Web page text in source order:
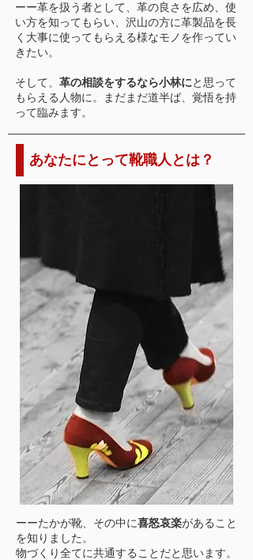
ーー革を扱う者として、革の良さを広め、使
い方を知ってもらい、沢山の方に革製品を長
く大事に使ってもらえる様なモノを作ってい
きたい。
そして、 革の相談をするなら小林にと思って
もらえる人物に。まだまだ道半ば、覚悟を持
って臨みます。
あなたにとって靴職人とは？
ーーたかが靴、その中に喜怒哀楽があること
を知りました。
物づくり全てに共通することだと思います。